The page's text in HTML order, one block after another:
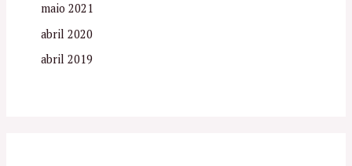
maio 2021
abril 2020
abril 2019